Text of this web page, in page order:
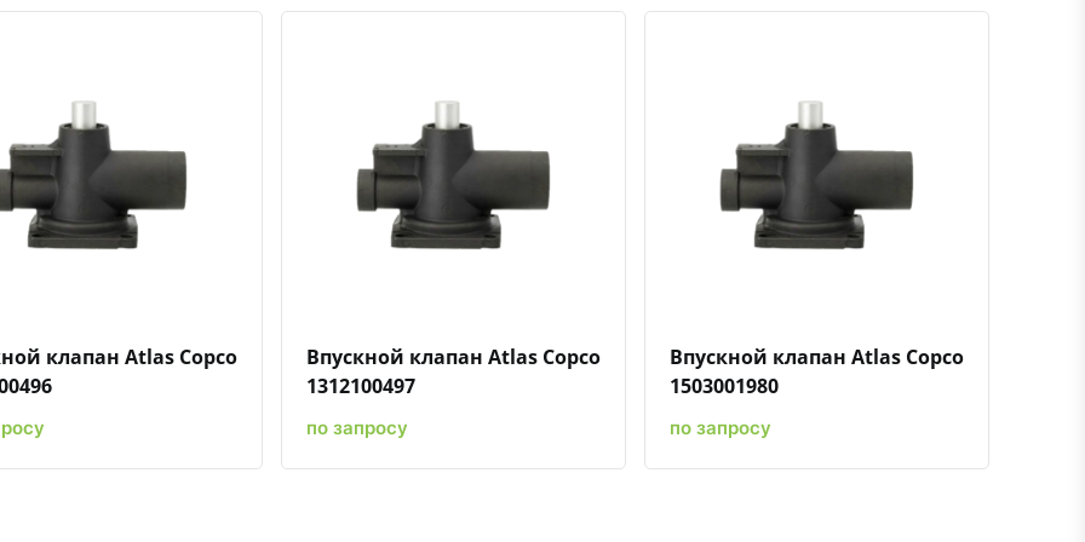
Быстрый просмотрДобавить к сравнению
клапан Atlas Copco
Быстрый просмотрДобавить к сравнению
Впускной клапан Atlas Copco
1312100497
по запросу
Быстрый просмотрДобавить к сравнению
Впускной клапан Atlas Copco
1503001980
по запросу